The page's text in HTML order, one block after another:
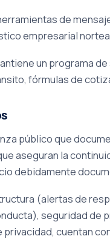
de
empresarial
un programa
fórmulas de
público que
aseguran la
debidamente
(alertas de
seguridad
privacidad, cuentan